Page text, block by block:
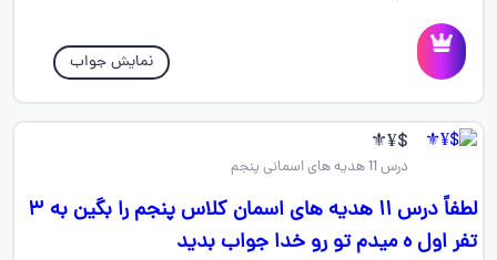
نمایش جواب
$¥⚜️
درس 11 هدیه های اسمانی پنجم
لطفاً درس ۱۱ هدیه های اسمان کلاس پنجم را بگین به ۳
تفر اول ه میدم تو رو خدا جواب بدید